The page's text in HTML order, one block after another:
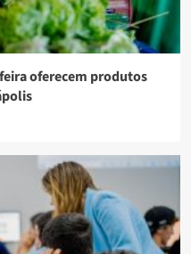
oferecem produtos